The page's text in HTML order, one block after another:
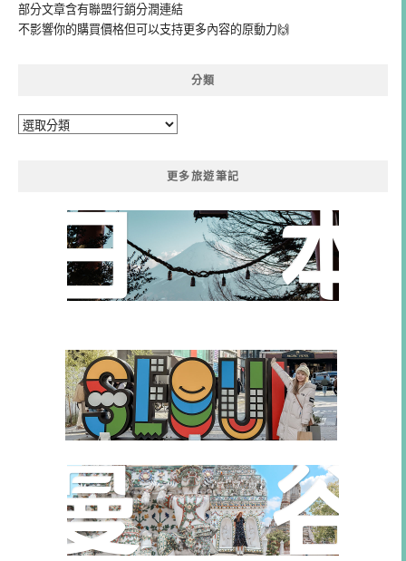
部分文章含有聯盟行銷分潤連結
不影響你的購買價格但可以支持更多內容的原動力🙌
分類
分
更多旅遊筆記